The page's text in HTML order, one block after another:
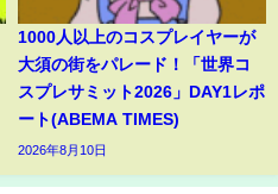
1000人以上のコスプレイヤーが
大須の街をパレード！「世界コ
スプレサミット2026」DAY1レポ
ート(ABEMA TIMES)
2026年8月10日